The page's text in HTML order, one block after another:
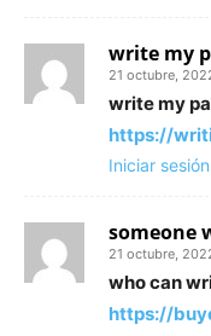
write my
21 octubre,
write my
https://
Iniciar
someone
21 octubre,
who can
https://